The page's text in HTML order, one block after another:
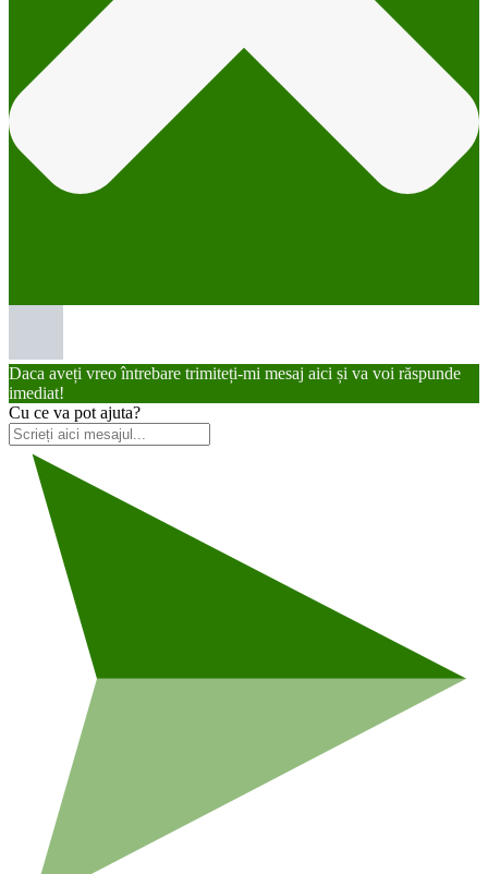
Daca aveți vreo întrebare trimiteți-mi mesaj aici și va voi răspunde
imediat!
Cu ce va pot ajuta?